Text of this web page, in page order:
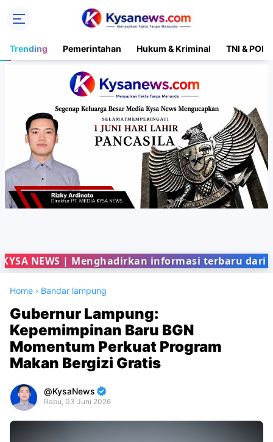
Trending Pemerintahan Hukum & Kriminal TNI &
| Menghadirkan informasi terbaru dari
Home › Bandar lampung
Gubernur Lampung:
Kepemimpinan Baru BGN
Momentum Perkuat Program
Makan Bergizi Gratis
KysaNews
Rabu, 03 Juni 2026
Premium